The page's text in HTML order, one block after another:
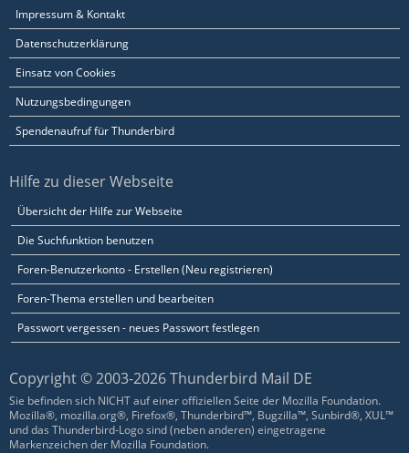
Impressum & Kontakt
Datenschutzerklärung
Einsatz von Cookies
Nutzungsbedingungen
Spendenaufruf für Thunderbird
Hilfe zu dieser Webseite
Übersicht der Hilfe zur Webseite
Die Suchfunktion benutzen
Foren-Benutzerkonto - Erstellen (Neu registrieren)
Foren-Thema erstellen und bearbeiten
Passwort vergessen - neues Passwort festlegen
Copyright © 2003-2026 Thunderbird Mail DE
Sie befinden sich NICHT auf einer offiziellen Seite der Mozilla Foundation.
Mozilla®, mozilla.org®, Firefox®, Thunderbird™, Bugzilla™, Sunbird®, XUL™
und das Thunderbird-Logo sind (neben anderen) eingetragene
Markenzeichen der Mozilla Foundation.